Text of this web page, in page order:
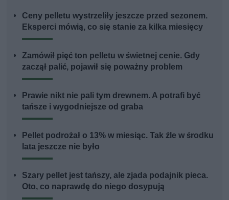
Ceny pelletu wystrzeliły jeszcze przed sezonem.
Eksperci mówią, co się stanie za kilka miesięcy
Zamówił pięć ton pelletu w świetnej cenie. Gdy
zaczął palić, pojawił się poważny problem
Prawie nikt nie pali tym drewnem. A potrafi być
tańsze i wygodniejsze od graba
Pellet podrożał o 13% w miesiąc. Tak źle w środku
lata jeszcze nie było
Szary pellet jest tańszy, ale zjada podajnik pieca.
Oto, co naprawdę do niego dosypują